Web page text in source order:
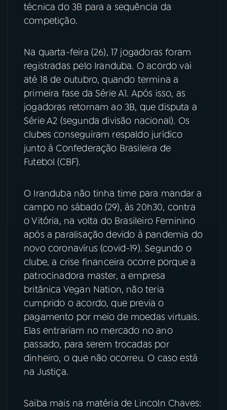
TikTok
técnica do 3B para a sequência da
competição.
Na quarta-feira (26), 17 jogadoras foram
registradas pelo Iranduba. O acordo vai
até 18 de outubro, quando termina a
primeira fase da Série A1. Após isso, as
jogadoras retornam ao 3B, que disputa a
Série A2 (segunda divisão nacional). Os
clubes conseguiram respaldo jurídico
junto à Confederação Brasileira de
Futebol (CBF).
O Iranduba não tinha time para mandar a
campo no sábado (29), às 20h30, contra
o Vitória, na volta do Brasileiro Feminino
após a paralisação devido à pandemia do
novo coronavírus (covid-19). Segundo o
clube, a crise financeira ocorre porque a
patrocinadora master, a empresa
britânica Vegan Nation, não teria
cumprido o acordo, que previa o
pagamento por meio de moedas virtuais.
Elas entrariam no mercado no ano
passado, para serem trocadas por
dinheiro, o que não ocorreu. O caso está
na Justiça.
Saiba mais na matéria de Lincoln Chaves: